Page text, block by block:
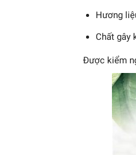
Hương
Chất gây
Được kiểm